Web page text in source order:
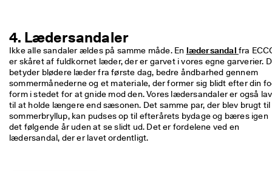
4. Lædersandaler
Ikke alle sandaler ældes på samme måde. En lædersandal fra
er skåret af fuldkornet læder, der er garvet i vores egne garverier.
betyder blødere læder fra første dag, bedre åndbarhed gennem
sommermånederne og et materiale, der former sig blidt efter din
form i stedet for at gnide mod den. Vores lædersandaler er også
til at holde længere end sæsonen. Det samme par, der blev brugt
sommerbryllup, kan pudses op til efterårets bydage og bæres igen
det følgende år uden at se slidt ud. Det er fordelene ved en
lædersandal, der er lavet ordentligt.